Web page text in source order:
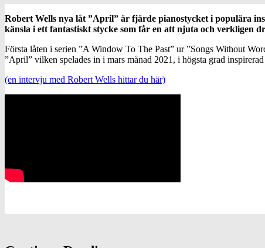
Robert Wells nya låt ”April” är fjärde pianostycket i populära
känsla i ett fantastiskt stycke som får en att njuta och verkligen
Första låten i serien ”A Window To The Past” ur ”Songs Without
”April” vilken spelades in i mars månad 2021, i högsta grad
(en intervju med Robert Wells hittar du här)